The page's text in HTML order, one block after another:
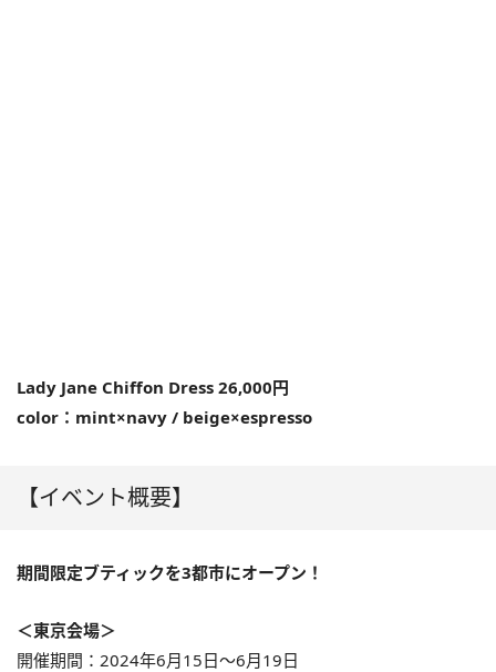
Lady Jane Chiffon Dress 26,000円
color：mint×navy / beige×espresso
【イベント概要】
期間限定ブティックを3都市にオープン！
＜東京会場＞
開催期間：2024年6月15日〜6月19日